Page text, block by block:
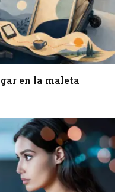
en la maleta